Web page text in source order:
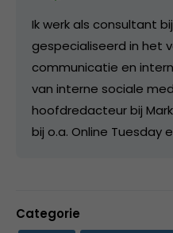
Ik werk als consultant
gespecialiseerd in het
communicatie en
van interne sociale
hoofdredacteur bij
bij o.a. Online Tuesday
Categorie